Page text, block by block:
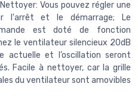
Vous pouvez régler une
l'arrêt et le démarrage; Le
est doté de fonction
le ventilateur silencieux 20dB
actuelle et l’oscillation seront
Facile à nettoyer, car la grille
du ventilateur sont amovibles